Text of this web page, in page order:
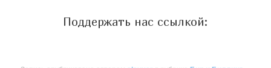
Поддержать нас ссылкой: